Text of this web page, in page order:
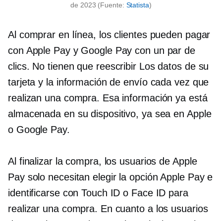
de 2023 (Fuente: Statista)
Al comprar en línea, los clientes pueden pagar
con Apple Pay y Google Pay con un par de
clics. No tienen que reescribirLos datos de su
tarjeta y la información de envío cada vez que
realizan una compra. Esa información ya está
almacenada en su dispositivo, ya sea en Apple
o Google Pay.
Al finalizar la compra, los usuarios de Apple
Pay solo necesitan elegir la opción Apple Pay e
identificarse con Touch ID o Face ID para
realizar una compra. En cuanto a los usuarios